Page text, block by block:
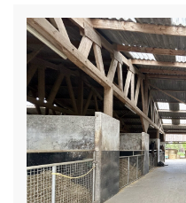
et Vilaine, au cœur […]